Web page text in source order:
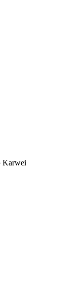
Karwei